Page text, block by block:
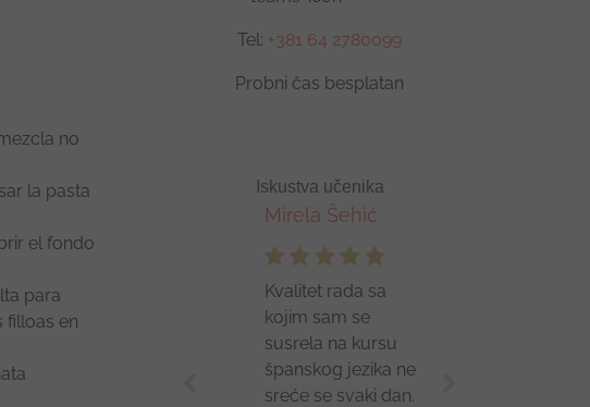
no
la pasta
el fondo
para
filloas en
Tel: +381 64 2780099
Probni čas besplatan
Iskustva učenika
Mirela Šehić
Kvalitet rada sa
kojim sam se
susrela na kursu
španskog jezika ne
sreće se svaki dan.